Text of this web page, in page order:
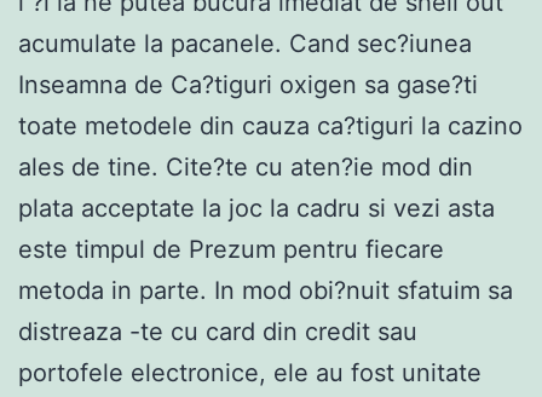
acumulate la pacanele. Cand sec?iunea
Inseamna de Ca?tiguri oxigen sa gase?ti
toate metodele din cauza ca?tiguri la cazino
ales de tine. Cite?te cu aten?ie mod din
plata acceptate la joc la cadru si vezi asta
este timpul de Prezum pentru fiecare
metoda in parte. In mod obi?nuit sfatuim sa
distreaza -te cu card din credit sau
portofele electronice, ele au fost unitate